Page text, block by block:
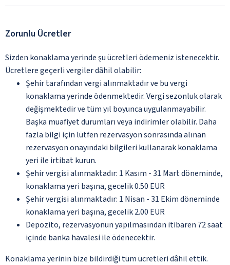
Zorunlu Ücretler
Sizden konaklama yerinde şu ücretleri ödemeniz istenecektir.
Ücretlere geçerli vergiler dâhil olabilir:
Şehir tarafından vergi alınmaktadır ve bu vergi
konaklama yerinde ödenmektedir. Vergi sezonluk olarak
değişmektedir ve tüm yıl boyunca uygulanmayabilir.
Başka muafiyet durumları veya indirimler olabilir. Daha
fazla bilgi için lütfen rezervasyon sonrasında alınan
rezervasyon onayındaki bilgileri kullanarak konaklama
yeri ile irtibat kurun.
Şehir vergisi alınmaktadır: 1 Kasım - 31 Mart döneminde,
konaklama yeri başına, gecelik 0.50 EUR
Şehir vergisi alınmaktadır: 1 Nisan - 31 Ekim döneminde
konaklama yeri başına, gecelik 2.00 EUR
Depozito, rezervasyonun yapılmasından itibaren 72 saat
içinde banka havalesi ile ödenecektir.
Konaklama yerinin bize bildirdiği tüm ücretleri dâhil ettik.